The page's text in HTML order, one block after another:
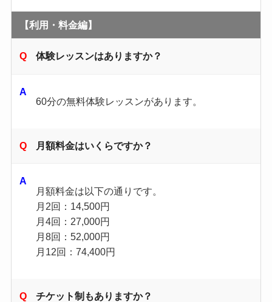
【利用・料金編】
体験レッスンはありますか？
60分の無料体験レッスンがあります。
月額料金はいくらですか？
月額料金は以下の通りです。
月2回：14,500円
月4回：27,000円
月8回：52,000円
月12回：74,400円
チケット制もありますか？